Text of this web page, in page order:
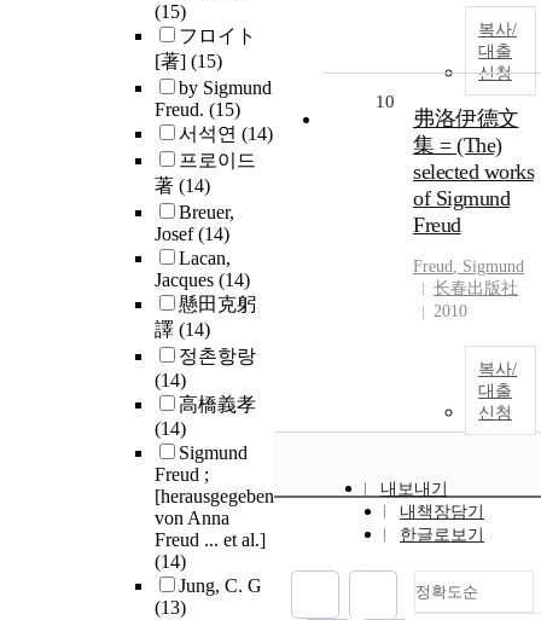
(15)
フロイト
[著] (15)
by Sigmund
Freud. (15)
서석연 (14)
프로이드
著 (14)
Breuer,
Josef(14)
Lacan,
Jacques (14)
懸田克躬
譯 (14)
정촌항랑
(14)
高橋義孝
(14)
Sigmund
Freud ;
[herausgegeben
von Anna
Freud ... et al.]
(14)
Jung, C. G
(13)
복사/
대출
신청
10
弗洛伊德文
集 = (The)
selected works
of Sigmund
Freud
Freud, Sigmund
长春出版社
2010
복사/
대출
신청
내보내기
내책장담기
한글로보기
정확도순